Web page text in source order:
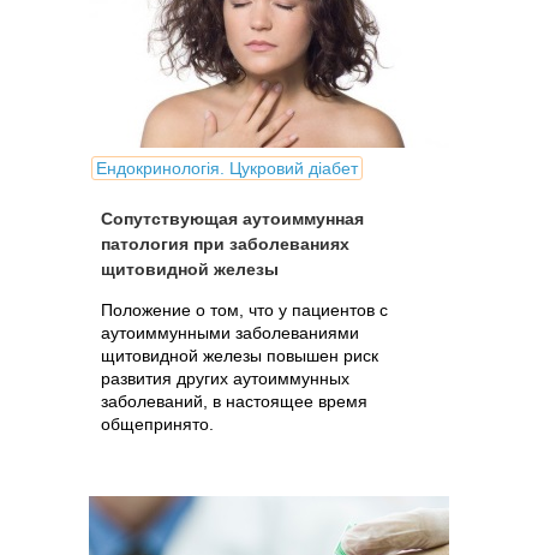
Ендокринологія. Цукровий діабет
Сопутствующая аутоиммунная
патология при заболеваниях
щитовидной железы
Положение о том, что у пациентов с
аутоиммунными заболеваниями
щитовидной железы повышен риск
развития других аутоиммунных
заболеваний, в настоящее время
общепринято.